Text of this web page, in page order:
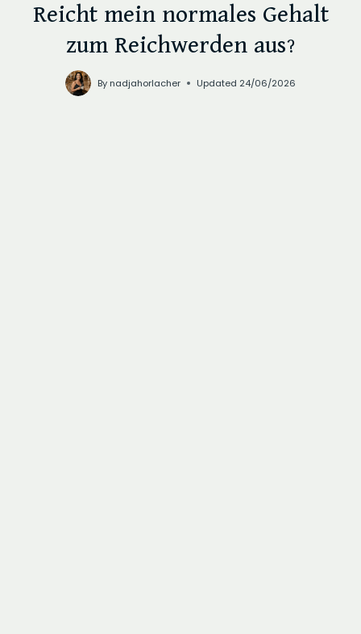
Reicht mein normales Gehalt
zum Reichwerden aus?
By nadjahorlacher Updated 24/06/2026